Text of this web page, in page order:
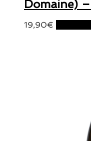
Domaine)
19,90€